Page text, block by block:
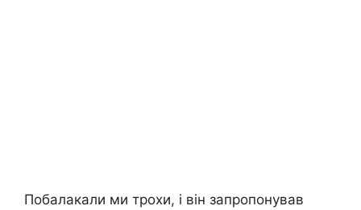
Побалакали ми трохи, і він запропонував